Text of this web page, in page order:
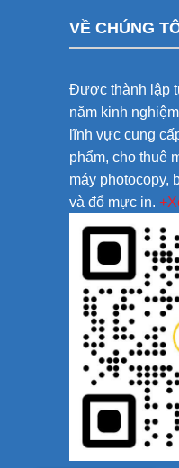
VỀ CHÚNG
Được thành lập
năm kinh
lĩnh vực cung
phẩm, cho thuê
máy photocopy,
và đổ mực in.